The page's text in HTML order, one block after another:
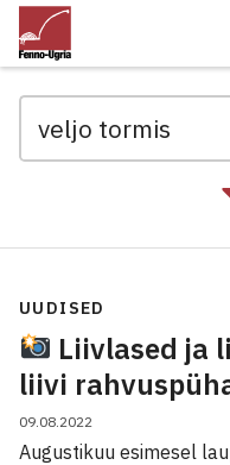
UUDISED
Liivlased ja
liivi
09.08.2022
Augustikuu esimesel